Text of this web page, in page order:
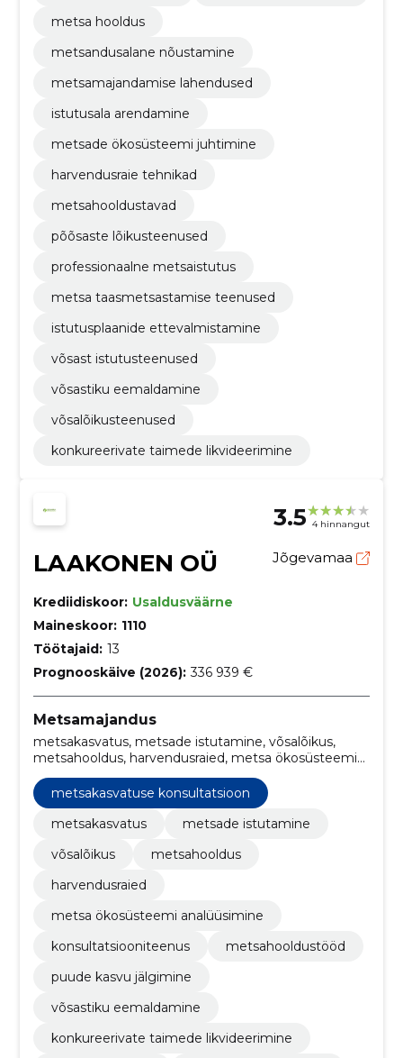
metsa hooldus
metsandusalane nõustamine
metsamajandamise lahendused
istutusala arendamine
metsade ökosüsteemi juhtimine
harvendusraie tehnikad
metsahooldustavad
põõsaste lõikusteenused
professionaalne metsaistutus
metsa taasmetsastamise teenused
istutusplaanide ettevalmistamine
võsast istutusteenused
võsastiku eemaldamine
võsalõikusteenused
konkureerivate taimede likvideerimine
3.5 4 hinnangut
LAAKONEN OÜ Jõgevamaa
Krediidiskoor: Usaldusväärne
Maineskoor: 1110
Töötajaid: 13
Prognooskäive (2026): 336 939 €
Metsamajandus
metsakasvatus, metsade istutamine, võsalõikus,
metsahooldus, harvendusraied, metsa ökosüsteemi
metsahooldustööd, puude kasvu jälgimine, võsastiku
eemaldamine
metsakasvatuse konsultatsioon
metsakasvatus
metsade istutamine
võsalõikus
metsahooldus
harvendusraied
metsa ökosüsteemi analüüsimine
konsultatsiooniteenus
metsahooldustööd
puude kasvu jälgimine
võsastiku eemaldamine
konkureerivate taimede likvideerimine